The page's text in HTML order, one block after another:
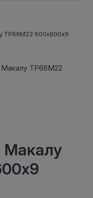
TP66M22 600х600х9
Макалу